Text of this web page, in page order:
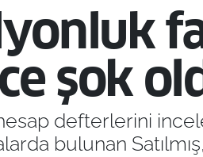
şok
defterlerini
bulunan